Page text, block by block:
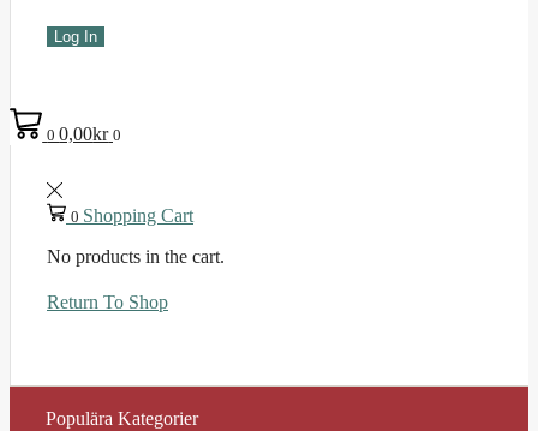
Log In
00,00kr 0
0 Shopping Cart
No products in the cart.
Return To Shop
Populära Kategorier